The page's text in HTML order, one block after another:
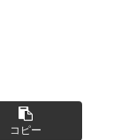
コピー